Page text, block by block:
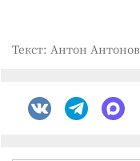
Текст: Антон Антонов